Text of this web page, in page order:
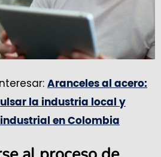
Aranceles al acero:
la industria local y
en Colombia